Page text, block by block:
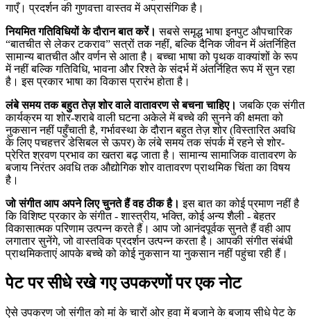
गाएँ। प्रदर्शन की गुणवत्ता वास्तव में अप्रासंगिक है।
नियमित गतिविधियों के दौरान बात करें। सबसे समृद्ध भाषा इनपुट औपचारिक
“बातचीत से लेकर टकराव” सत्रों तक नहीं, बल्कि दैनिक जीवन में अंतर्निहित
सामान्य बातचीत और वर्णन से आता है। बच्चा भाषा को पृथक वाक्यांशों के रूप
में नहीं बल्कि गतिविधि, भावना और रिश्ते के संदर्भ में अंतर्निहित रूप में सुन रहा
है। इस प्रकार भाषा का विकास प्रारंभ होता है।
लंबे समय तक बहुत तेज़ शोर वाले वातावरण से बचना चाहिए। जबकि एक संगीत
कार्यक्रम या शोर-शराबे वाली घटना अकेले में बच्चे की सुनने की क्षमता को
नुकसान नहीं पहुँचाती है, गर्भावस्था के दौरान बहुत तेज़ शोर (विस्तारित अवधि
के लिए पचहत्तर डेसिबल से ऊपर) के लंबे समय तक संपर्क में रहने से शोर-
प्रेरित श्रवण प्रभाव का खतरा बढ़ जाता है। सामान्य सामाजिक वातावरण के
बजाय निरंतर अवधि तक औद्योगिक शोर वातावरण प्राथमिक चिंता का विषय
है।
जो संगीत आप अपने लिए चुनते हैं वह ठीक है। इस बात का कोई प्रमाण नहीं है
कि विशिष्ट प्रकार के संगीत - शास्त्रीय, भक्ति, कोई अन्य शैली - बेहतर
विकासात्मक परिणाम उत्पन्न करते हैं। आप जो आनंदपूर्वक सुनते हैं वही आप
लगातार सुनेंगे, जो वास्तविक प्रदर्शन उत्पन्न करता है। आपकी संगीत संबंधी
प्राथमिकताएं आपके बच्चे को कोई नुकसान या नुकसान नहीं पहुंचा रही हैं।
पेट पर सीधे रखे गए उपकरणों पर एक नोट
ऐसे उपकरण जो संगीत को मां के चारों ओर हवा में बजाने के बजाय सीधे पेट के